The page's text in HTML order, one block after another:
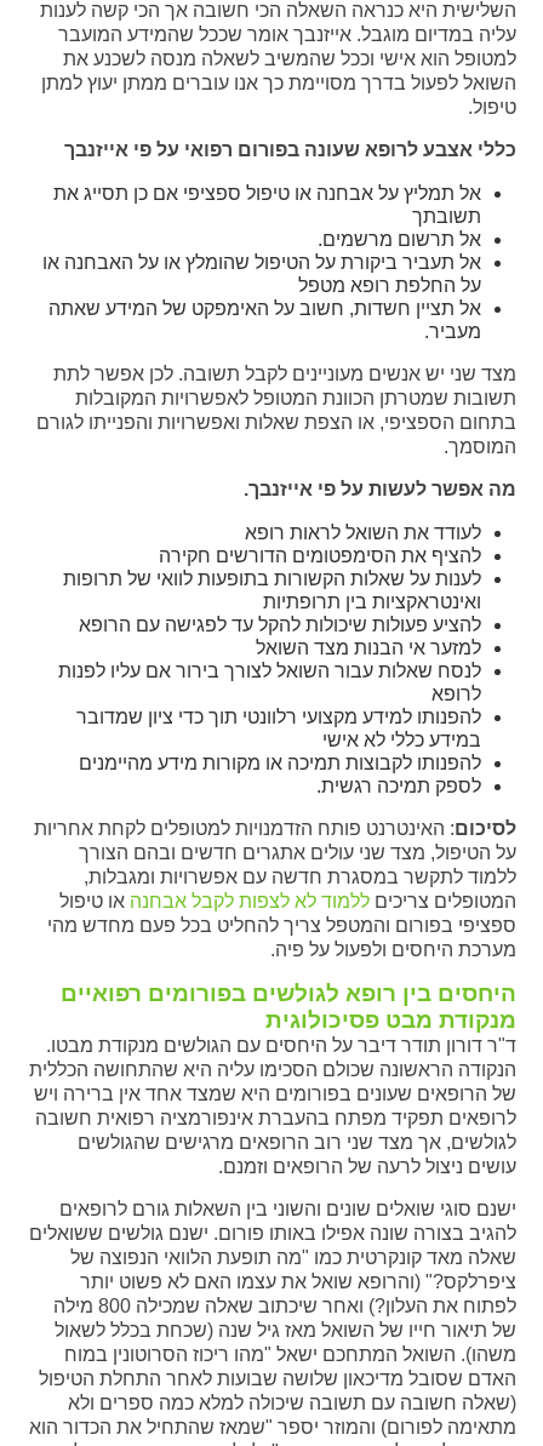
השלישית היא כנראה השאלה הכי חשובה אך הכי קשה לענות
עליה במדיום מוגבל. אייזנבך אומר שככל שהמידע המועבר
למטופל הוא אישי וככל שהמשיב לשאלה מנסה לשכנע את
השואל לפעול בדרך מסויימת כך אנו עוברים ממתן יעוץ למתן
טיפול.
כללי אצבע לרופא שעונה בפורום רפואי על פי אייזנבך
אל תמליץ על אבחנה או טיפול ספציפי אם כן תסייג את
תשובתך
אל תרשום מרשמים.
אל תעביר ביקורת על הטיפול שהומלץ או על האבחנה או
על החלפת רופא מטפל
אל תציין חשדות, חשוב על האימפקט של המידע שאתה
מעביר.
מצד שני יש אנשים מעוניינים לקבל תשובה. לכן אפשר לתת
תשובות שמטרתן הכוונת המטופל לאפשרויות המקובלות
בתחום הספציפי, או הצפת שאלות ואפשרויות והפנייתו לגורם
המוסמך.
מה אפשר לעשות על פי אייזנבך.
לעודד את השואל לראות רופא
להציף את הסימפטומים הדורשים חקירה
לענות על שאלות הקשורות בתופעות לוואי של תרופות
ואינטראקציות בין תרופתיות
להציע פעולות שיכולות להקל עד לפגישה עם הרופא
למזער אי הבנות מצד השואל
לנסח שאלות עבור השואל לצורך בירור אם עליו לפנות
לרופא
להפנותו למידע מקצועי רלוונטי תוך כדי ציון שמדובר
במידע כללי לא אישי
להפנותו לקבוצות תמיכה או מקורות מידע מהיימנים
לספק תמיכה רגשית.
לסיכום: האינטרנט פותח הזדמנויות למטופלים לקחת אחריות
על הטיפול, מצד שני עולים אתגרים חדשים ובהם הצורך
ללמוד לתקשר במסגרת חדשה עם אפשרויות ומגבלות,
המטופלים צריכיםללמוד לא לצפות לקבל אבחנה או טיפול
ספציפי בפורום והמטפל צריך להחליט בכל פעם מחדש מהי
מערכת היחסים ולפעול על פיה.
היחסים בין רופא לגולשים בפורומים רפואיים
מנקודת מבט פסיכולוגית
ד"ר דורון תודר דיבר על היחסים עם הגולשים מנקודת מבטו.
הנקודה הראשונה שכולם הסכימו עליה היא שהתחושה הכללית
של הרופאים שעונים בפורומים היא שמצד אחד אין ברירה ויש
לרופאים תפקיד מפתח בהעברת אינפורמציה רפואית חשובה
לגולשים, אך מצד שני רוב הרופאים מרגישים שהגולשים
עושים ניצול לרעה של הרופאים וזמנם.
ישנם סוגי שואלים שונים והשוני בין השאלות גורם לרופאים
להגיב בצורה שונה אפילו באותו פורום. ישנם גולשים ששואלים
שאלה מאד קונקרטית כמו "מה תופעת הלוואי הנפוצה של
ציפרלקס?" (והרופא שואל את עצמו האם לא פשוט יותר
לפתוח את העלון?) ואחר שיכתוב שאלה שמכילה 800 מילה
של תיאור חייו של השואל מאז גיל שנה (שכחת בכלל לשאול
משהו). השואל המתחכם ישאל "מהו ריכוז הסרוטונין במוח
האדם שסובל מדיכאון שלושה שבועות לאחר התחלת הטיפול
(שאלה חשובה עם תשובה שיכולה למלא כמה ספרים ולא
מתאימה לפורום) והמוזר יספר "שמאז שהתחיל את הכדור הוא